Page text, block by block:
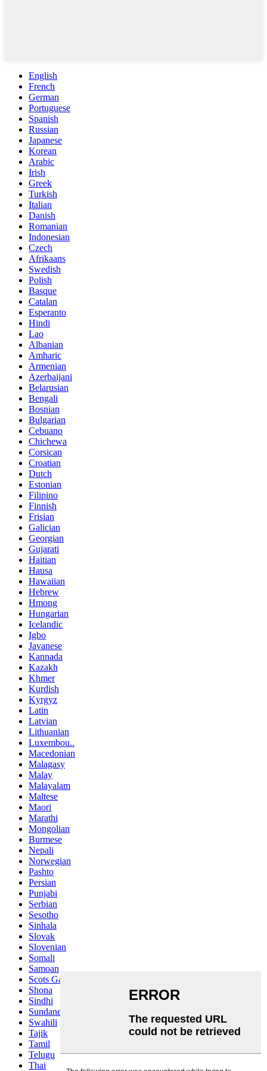
English
French
German
Portuguese
Spanish
Russian
Japanese
Korean
Arabic
Irish
Greek
Turkish
Italian
Danish
Romanian
Indonesian
Czech
Afrikaans
Swedish
Polish
Basque
Catalan
Esperanto
Hindi
Lao
Albanian
Amharic
Armenian
Azerbaijani
Belarusian
Bengali
Bosnian
Bulgarian
Cebuano
Chichewa
Corsican
Croatian
Dutch
Estonian
Filipino
Finnish
Frisian
Galician
Georgian
Gujarati
Haitian
Hausa
Hawaiian
Hebrew
Hmong
Hungarian
Icelandic
Igbo
Javanese
Kannada
Kazakh
Khmer
Kurdish
Kyrgyz
Latin
Latvian
Lithuanian
Luxembou..
Macedonian
Malagasy
Malay
Malayalam
Maltese
Maori
Marathi
Mongolian
Burmese
Nepali
Norwegian
Pashto
Persian
Punjabi
Serbian
Sesotho
Sinhala
Slovak
Slovenian
Somali
Samoan
Scots Gaelic
Shona
Sindhi
Sundanese
Swahili
Tajik
Tamil
Telugu
Thai